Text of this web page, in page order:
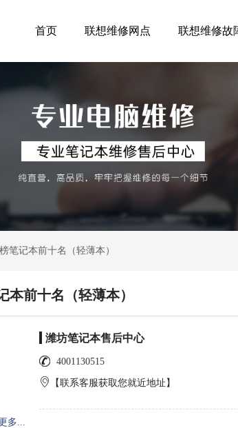
首页 联想维修网点 联想维修故
笔记本前十名（轻薄本）
本前十名（轻薄本）
潍坊笔记本售后中心
4001130515
【联系客服获取您就近地址】
多...